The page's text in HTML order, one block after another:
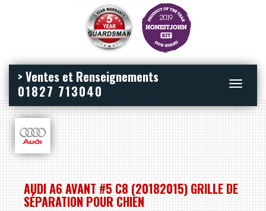
Toggle
> Ventes et Renseignements
01827 713040
AUDI A6 AVANT #5 C8 (20182015) GRILLE DE
SÉPARATION POUR CHIEN